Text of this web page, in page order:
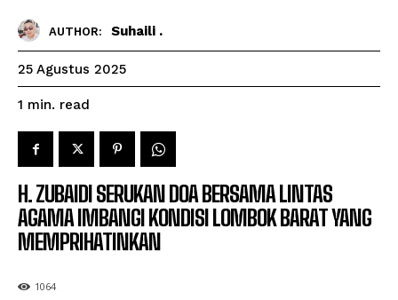
AUTHOR: Suhaili .
25 Agustus 2025
1 min. read
H. ZUBAIDI SERUKAN DOA BERSAMA LINTAS
AGAMA IMBANGI KONDISI LOMBOK BARAT YANG
MEMPRIHATINKAN
1064